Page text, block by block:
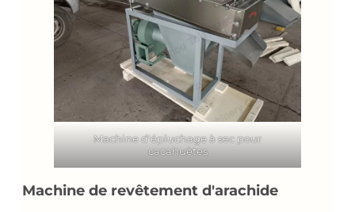
Machine d'épluchage à sec pour
cacahuètes
Machine de revêtement d'arachide